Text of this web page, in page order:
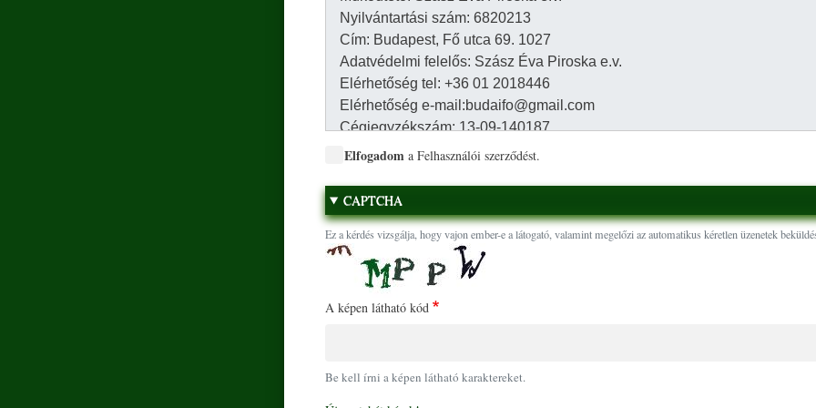
Elfogadom a Felhasználói szerződést.
CAPTCHA
Ez a kérdés vizsgálja, hogy vajon ember-e a látogató, valamint megelőzi az automatikus kéretlen üzenetek
A képen látható kód
Be kell írni a képen látható karaktereket.